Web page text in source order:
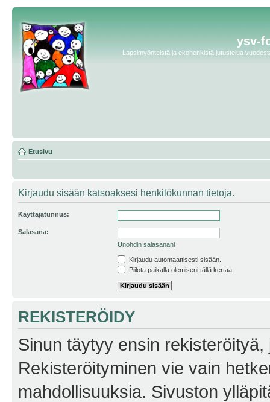
ysv-
Lapsimyönteistä ja ekohenkistä jutustelua
Etusivu
Kirjaudu sisään katsoaksesi henkilökunnan tietoja.
Käyttäjätunnus:
Salasana:
Unohdin salasanani
Kirjaudu automaattisesti sisään.
Piilota paikalla olemiseni tällä kertaa
REKISTERÖIDY
Sinun täytyy ensin
Rekisteröityminen vie vain
mahdollisuuksia. Sivuston